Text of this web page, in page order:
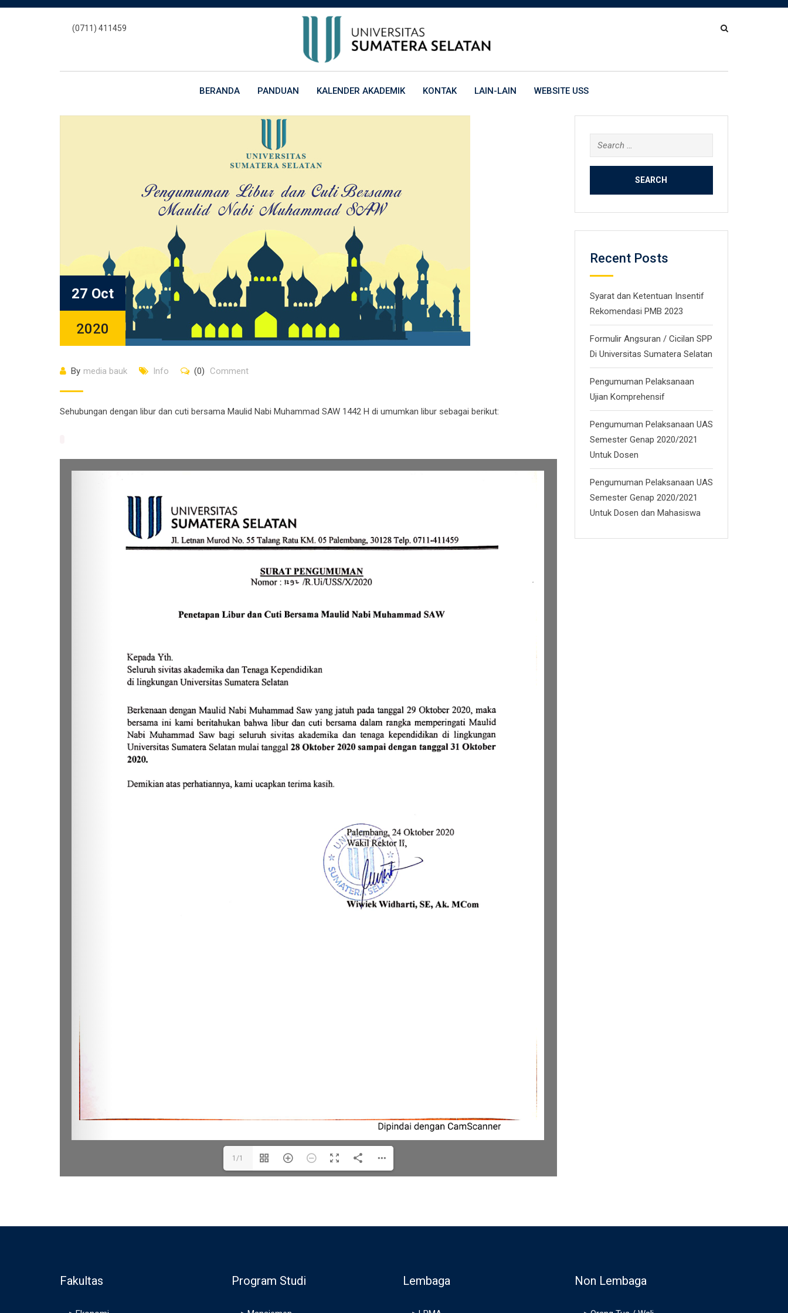
Skip
(0711) 411459
BERANDA PANDUAN KALENDER AKADEMIK KONTAK LAIN-LAIN WEBSITE USS
27 Oct
2020
By media bauk Info (0) Comment
Sehubungan dengan libur dan cuti bersama Maulid Nabi Muhammad SAW 1442 H di umumkan libur sebagai berikut:
1/1
Search
for:
Recent Posts
Syarat dan Ketentuan Insentif
Rekomendasi PMB 2023
Formulir Angsuran / Cicilan SPP
Di Universitas Sumatera Selatan
Pengumuman Pelaksanaan
Ujian Komprehensif
Pengumuman Pelaksanaan UAS
Semester Genap 2020/2021
Untuk Dosen
Pengumuman Pelaksanaan UAS
Semester Genap 2020/2021
Untuk Dosen dan Mahasiswa
Fakultas Program Studi Lembaga Non Lembaga